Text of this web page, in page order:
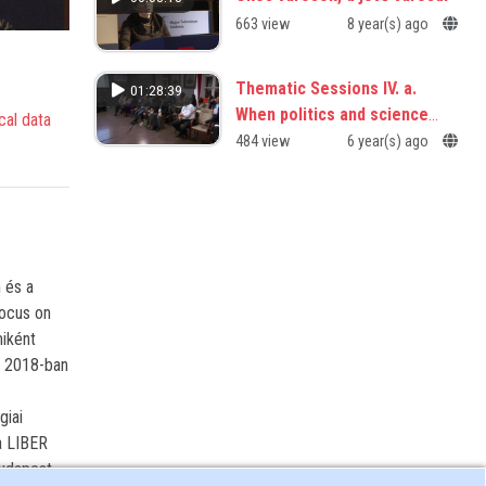
data
és a
on
ban
LIBER
663 view 8 year(s) ago
01:28:39
Thematic Sessions IV. a.
When politics and science
collide, should science
484 view 6 year(s) ago